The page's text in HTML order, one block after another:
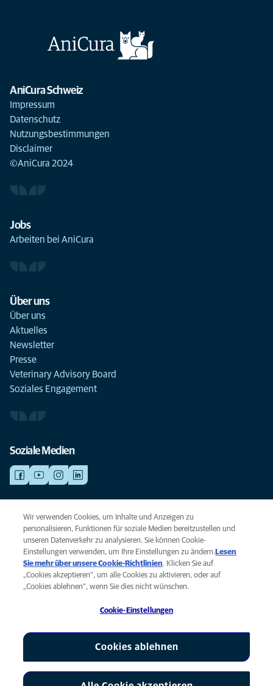
AniCura Schweiz
Impressum
Datenschutz
Nutzungsbestimmungen
Disclaimer
©AniCura 2024
Jobs
Arbeiten bei AniCura
Über uns
Über uns
Aktuelles
Newsletter
Presse
Veterinary Advisory Board
Soziales Engagement
Soziale Medien
NOTDIENSTE
Finden Sie hier Standorte mit Notfall-Service. Weil Ihr Tier die beste
Versorgung verdient.
Privacy
Legal
AniCura ist eine Tochtergesellschaft von Mars, Inc © 2026
Wir verwenden Cookies, um Inhalte und Anzeigen zu
personalisieren, Funktionen für soziale Medien bereitzustellen und
unseren Datenverkehr zu analysieren. Sie können Cookie-
Einstellungen verwenden, um Ihre Einstellungen zu ändern. Lesen
Sie mehr über unsere Cookie-Richtlinien(opens in a new tab)
. Klicken Sie auf
„Cookies akzeptieren“, um alle Cookies zu aktivieren, oder auf
„Cookies ablehnen“, wenn Sie dies nicht wünschen.
Cookie-Einstellungen
Cookies ablehnen